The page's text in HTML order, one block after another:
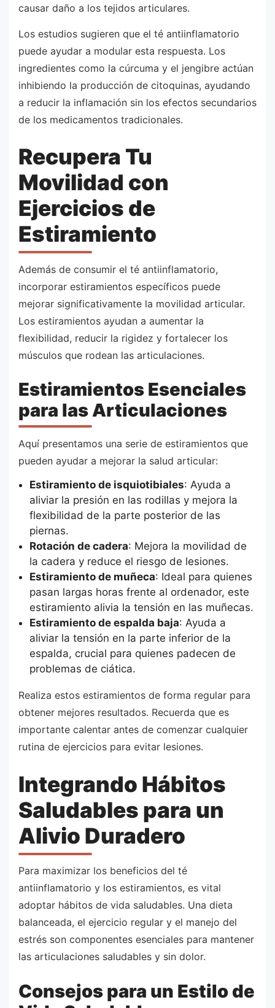
causar daño a los tejidos articulares.
Los estudios sugieren que el té antiinflamatorio
puede ayudar a modular esta respuesta. Los
ingredientes como la cúrcuma y el jengibre actúan
inhibiendo la producción de citoquinas, ayudando
a reducir la inflamación sin los efectos secundarios
de los medicamentos tradicionales.
Recupera Tu
Movilidad con
Ejercicios de
Estiramiento
Además de consumir el té antiinflamatorio,
incorporar estiramientos específicos puede
mejorar significativamente la movilidad articular.
Los estiramientos ayudan a aumentar la
flexibilidad, reducir la rigidez y fortalecer los
músculos que rodean las articulaciones.
Estiramientos Esenciales
para las Articulaciones
Aquí presentamos una serie de estiramientos que
pueden ayudar a mejorar la salud articular:
Estiramiento de isquiotibiales: Ayuda a
aliviar la presión en las rodillas y mejora la
flexibilidad de la parte posterior de las
piernas.
Rotación de cadera: Mejora la movilidad de
la cadera y reduce el riesgo de lesiones.
Estiramiento de muñeca: Ideal para quienes
pasan largas horas frente al ordenador, este
estiramiento alivia la tensión en las muñecas.
Estiramiento de espalda baja: Ayuda a
aliviar la tensión en la parte inferior de la
espalda, crucial para quienes padecen de
problemas de ciática.
Realiza estos estiramientos de forma regular para
obtener mejores resultados. Recuerda que es
importante calentar antes de comenzar cualquier
rutina de ejercicios para evitar lesiones.
Integrando Hábitos
Saludables para un
Alivio Duradero
Para maximizar los beneficios del té
antiinflamatorio y los estiramientos, es vital
adoptar hábitos de vida saludables. Una dieta
balanceada, el ejercicio regular y el manejo del
estrés son componentes esenciales para mantener
las articulaciones saludables y sin dolor.
Consejos para un Estilo de